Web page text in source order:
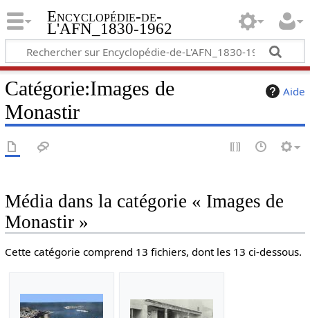
Encyclopédie-de-
L'AFN_1830-1962
Aide
Catégorie:Images de
Monastir
Média dans la catégorie « Images de
Monastir »
Cette catégorie comprend 13 fichiers, dont les 13 ci-dessous.